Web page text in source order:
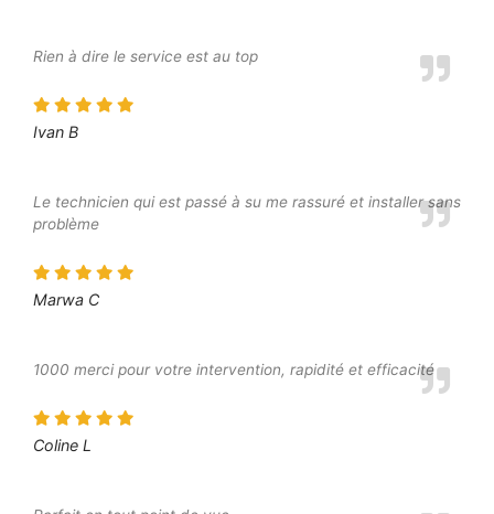
Rien à dire le service est au top
Ivan B
Le technicien qui est passé à su me rassuré et installer sans
problème
Marwa C
1000 merci pour votre intervention, rapidité et efficacité
Coline L